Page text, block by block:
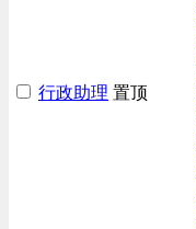
行政助理 置顶